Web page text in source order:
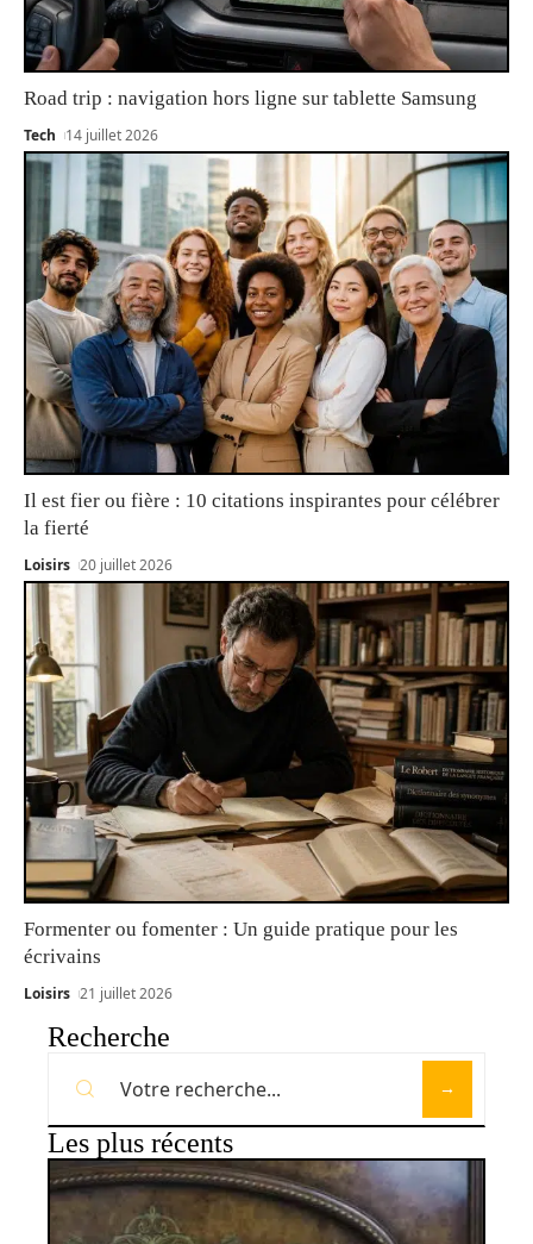
Road trip : navigation hors ligne sur tablette Samsung
Tech 14 juillet 2026
Il est fier ou fière : 10 citations inspirantes pour célébrer
la fierté
Loisirs 20 juillet 2026
Formenter ou fomenter : Un guide pratique pour les
écrivains
Loisirs 21 juillet 2026
Recherche
Les plus récents